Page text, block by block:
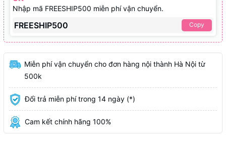
Nhập mã FREESHIP500 miễn phí vận chuyển.
FREESHIP500 Copy
Miễn phí vận chuyển cho đơn hàng nội thành Hà Nội từ
500k
Đổi trả miễn phí trong 14 ngày (*)
Cam kết chính hãng 100%